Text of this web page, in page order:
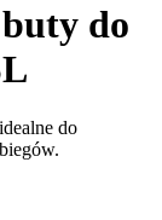
do
do